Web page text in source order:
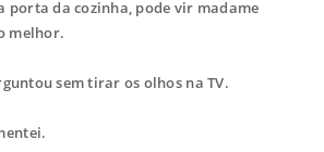
porta da cozinha, pode vir madame
melhor.
sem tirar os olhos na TV.